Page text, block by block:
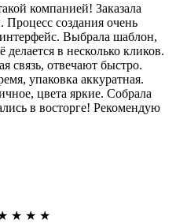
компанией! Заказала
Процесс создания очень
Выбрала шаблон,
в несколько кликов.
связь, отвечают быстро.
упаковка аккуратная.
цвета яркие. Собрала
в восторге! Рекомендую
★ ★ ★